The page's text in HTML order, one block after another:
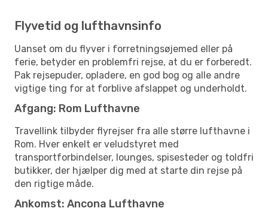
Flyvetid og lufthavnsinfo
Uanset om du flyver i forretningsøjemed eller på
ferie, betyder en problemfri rejse, at du er forberedt.
Pak rejsepuder, opladere, en god bog og alle andre
vigtige ting for at forblive afslappet og underholdt.
Afgang: Rom Lufthavne
Travellink tilbyder flyrejser fra alle større lufthavne i
Rom. Hver enkelt er veludstyret med
transportforbindelser, lounges, spisesteder og toldfri
butikker, der hjælper dig med at starte din rejse på
den rigtige måde.
Ankomst: Ancona Lufthavne